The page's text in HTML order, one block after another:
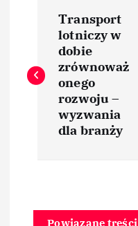
w
c
Transport
lotniczy w
dobie
zrównoważ
onego
rozwoju –
wyzwania
dla branży
Powiązane treści